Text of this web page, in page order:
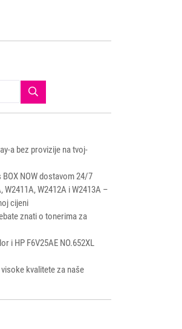
a bez provizije na tvoj-
NOW dostavom 24/7
W2412A i W2413A –
cijeni
znati o tonerima za
i HP F6V25AE NO.652XL
kvalitete za naše